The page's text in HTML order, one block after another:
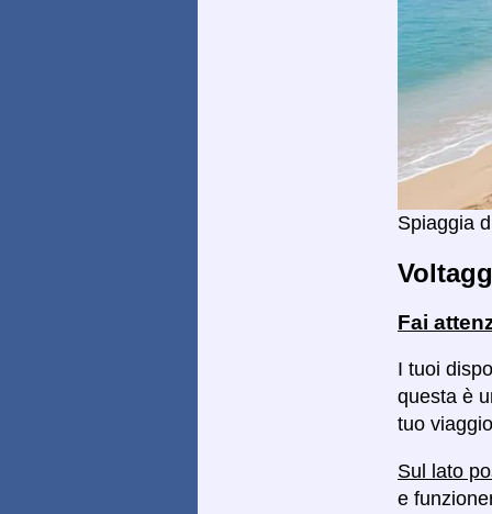
Spiaggia
Fai
I tuoi
questa è
tuo
Sul lato
e